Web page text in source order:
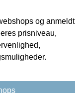
og anmeldt
prisniveau,